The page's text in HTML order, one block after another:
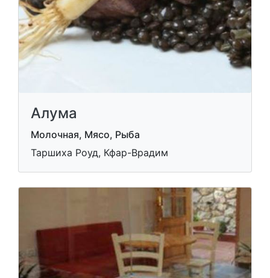
Алума
Молочная, Мясо, Рыба
Таршиха Роуд, Кфар-Врадим